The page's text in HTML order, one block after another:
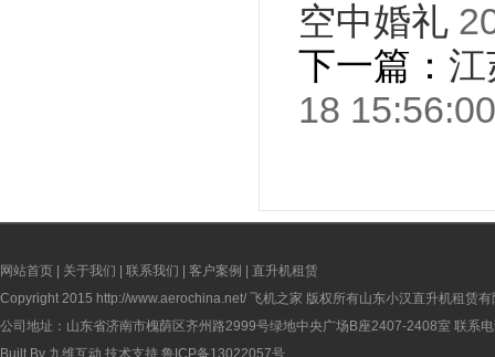
空中婚礼
下一篇： 江
18 15:56:00
网站首页 关于我们 联系我们 客户案例
直升机租赁
Copyright 2015 http://www.aerochina.net/ 飞机之家 版权所有山东小汉直升机租赁有
公司地址：山东省济南市槐荫区齐州路2999号绿地中央广场B座2407-2408室 联系